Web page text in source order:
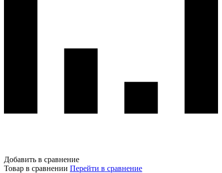
Добавить в сравнение
Товар в сравнении Перейти в сравнение